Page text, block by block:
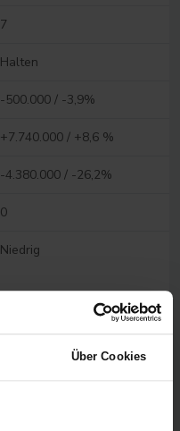
Über Cookies
7
Halten
-500.000 / -3,9%
+7.740.000 / +8,6 %
-4.380.000 / -26,2%
0
Niedrig